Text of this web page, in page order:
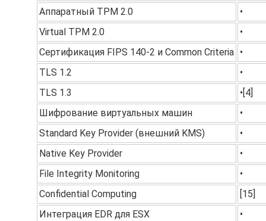
Аппаратный TPM 2.0
•
Virtual TPM 2.0
•
Сертификация FIPS 140-2 и Common Criteria •
TLS 1.2
•
TLS 1.3
•[4]
Шифрование виртуальных машин
•
Standard Key Provider (внешний KMS)
•
Native Key Provider
•
File Integrity Monitoring
•
Confidential Computing
[15]
Интеграция EDR для ESX
•